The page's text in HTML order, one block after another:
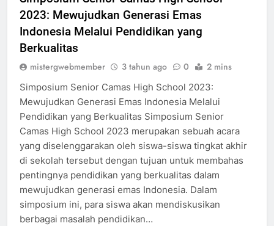
Simposium Senior Camas High School
2023: Mewujudkan Generasi Emas
Indonesia Melalui Pendidikan yang
Simposium Senior Camas High School 2023:
Mewujudkan Generasi Emas Indonesia Melalui
Pendidikan yang Berkualitas Simposium Senior
Camas High School 2023 merupakan sebuah acara
yang diselenggarakan oleh siswa-siswa tingkat akhir
di sekolah tersebut dengan tujuan untuk membahas
pentingnya pendidikan yang berkualitas dalam
mewujudkan generasi emas Indonesia. Dalam
simposium ini, para siswa akan mendiskusikan